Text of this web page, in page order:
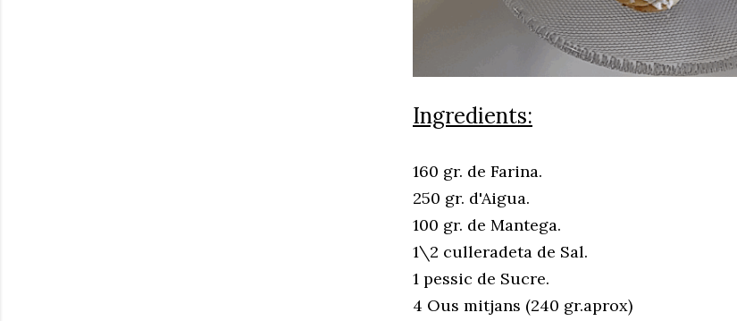
Ingredients:
160 gr. de Farina.
250 gr. d'Aigua.
100 gr. de Mantega.
1\2 culleradeta de Sal.
1 pessic de Sucre.
4 Ous mitjans (240 gr.aprox)